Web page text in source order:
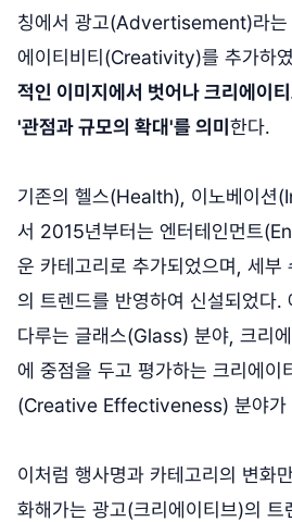
칭에서 광고(Advertisement)라는
에이티비티(Creativity)를 추가하
적인 이미지에서 벗어나 크리에이
'관점과 규모의 확대'를 의미한다.
기존의 헬스(Health), 이노베이션
서 2015년부터는 엔터테인먼트
운 카테고리로 추가되었으며, 세부
의 트렌드를 반영하여 신설되었다.
다루는 글래스(Glass) 분야, 크리
에 중점을 두고 평가하는 크리에이
(Creative Effectiveness) 분야가
이처럼 행사명과 카테고리의 변화
화해가는 광고(크리에이티브)의 트